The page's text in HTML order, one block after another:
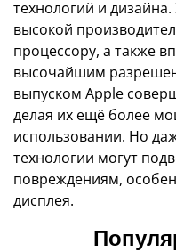
технологий и
высокой
процессору, а также
высочайшим
выпуском Apple
делая их ещё более
использовании. Но
технологии могут
повреждениям,
дисплея.